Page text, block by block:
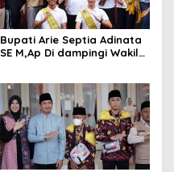
Bupati Arie Septia Adinata
SE M,Ap Di dampingi Wakil
Festival